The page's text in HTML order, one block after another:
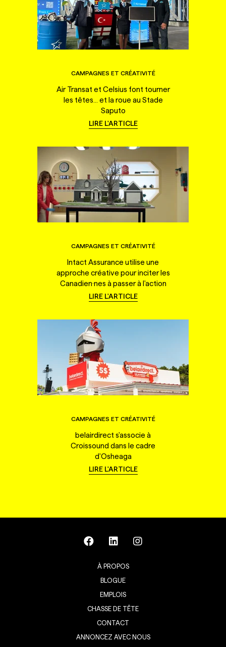
CAMPAGNES ET CRÉATIVITÉ
Air Transat et Celsius font tourner
les têtes... et la roue au Stade
Saputo
LIRE L'ARTICLE
CAMPAGNES ET CRÉATIVITÉ
Intact Assurance utilise une
approche créative pour inciter les
Canadien·nes à passer à l'action
LIRE L'ARTICLE
CAMPAGNES ET CRÉATIVITÉ
belairdirect s'associe à
Croissound dans le cadre
d'Osheaga
LIRE L'ARTICLE
À PROPOS
BLOGUE
EMPLOIS
CHASSE DE TÊTE
CONTACT
ANNONCEZ AVEC NOUS